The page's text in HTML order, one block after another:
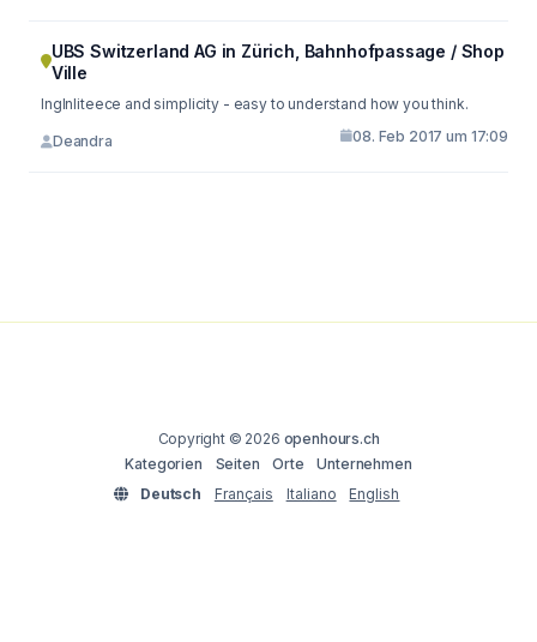
UBS Switzerland AG in Zürich, Bahnhofpassage / Shop
Ville
Inglnliteece and simplicity - easy to understand how you think.
Deandra 08. Feb 2017 um 17:09
Copyright © 2026 openhours.ch
Kategorien
Seiten Orte
Unternehmen
Deutsch
Français Italiano English